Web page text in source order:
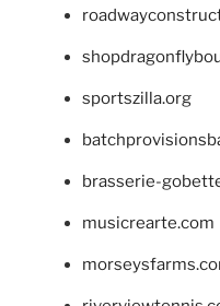
sportszilla.org
brasserie-
musicrearte.com